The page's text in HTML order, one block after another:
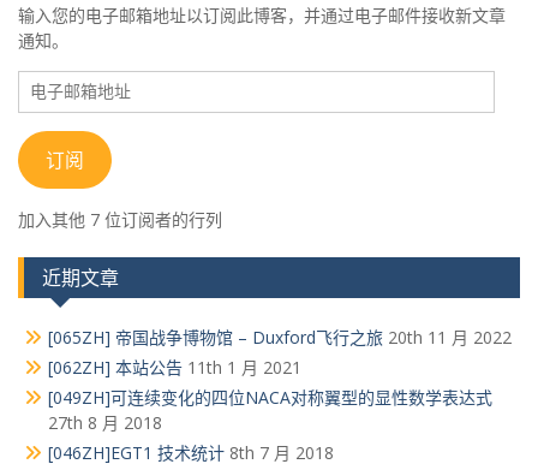
输入您的电子邮箱地址以订阅此博客，并通过电子邮件接收新文章
通知。
电
子
邮
箱
地
址
订阅
加入其他 7 位订阅者的行列
近期文章
[065ZH] 帝国战争博物馆 – Duxford飞行之旅 20th 11 月 2022
[062ZH] 本站公告 11th 1 月 2021
[049ZH]可连续变化的四位NACA对称翼型的显性数学表达式
27th 8 月 2018
[046ZH]EGT1 技术统计 8th 7 月 2018